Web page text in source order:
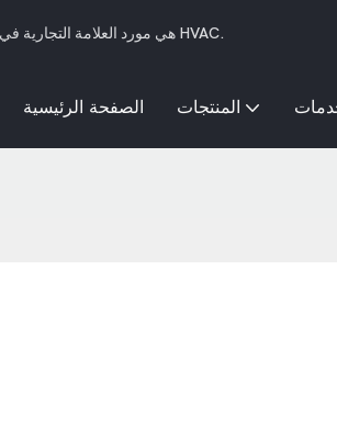
SFFILTECH هي مورد العلامة التجارية في مجال ترشيح أكياس تجميع الغبار، وترشيح مرشح أكياس السوائل، وأنظمة ترشيح HVAC.
الصفحة الرئيسية المنتجات